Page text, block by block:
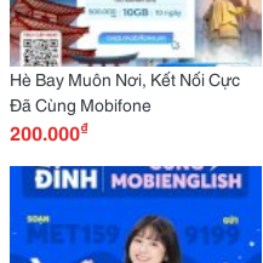
Hè Bay Muôn Nơi, Kết Nối Cực
Đã Cùng Mobifone
200.000₫